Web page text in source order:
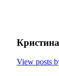
View posts